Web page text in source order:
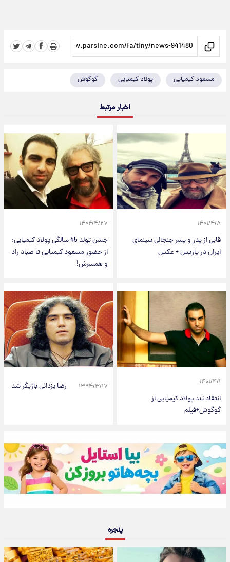
مسعود کیمیایی پولاد کیمیایی گوگوش
اخبار مرتبط
۱۴۰۱/۴/۸
قابی از پدر و پسرِ جنجالی سینمای
ایران در پاریس + عکس
۱۴۰۴/۴/۲۷
جشن تولد 45 سالگی پولاد کیمیایی:
از حضور مسعود کیمیایی تا صباد راد
و همسرش!
۱۴۰۱/۴/۱
انتقاد تند پولاد کیمیایی از
گوگوش+فیلم
۱۳۹۴/۳/۱۷ رضا يزدانی بازيگر شد
پنجره